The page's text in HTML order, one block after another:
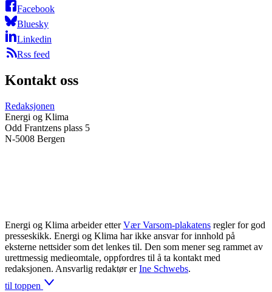
Facebook
Bluesky
Linkedin
Rss feed
Kontakt oss
Redaksjonen
Energi og Klima
Odd Frantzens plass 5
N-5008 Bergen
Energi og Klima arbeider etter Vær Varsom-plakatens regler for god
presseskikk. Energi og Klima har ikke ansvar for innhold på
eksterne nettsider som det lenkes til. Den som mener seg rammet av
urettmessig medieomtale, oppfordres til å ta kontakt med
redaksjonen. Ansvarlig redaktør er Ine Schwebs.
til toppen